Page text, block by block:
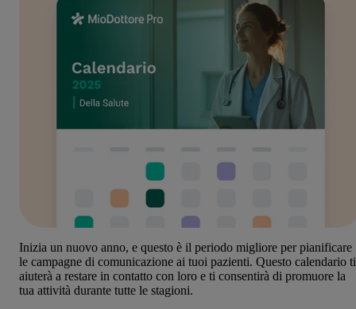
Inizia un nuovo anno, e questo è il periodo migliore per pianificare
le campagne di comunicazione ai tuoi pazienti. Questo calendario ti
aiuterà a restare in contatto con loro e ti consentirà di promuore la
tua attività durante tutte le stagioni.